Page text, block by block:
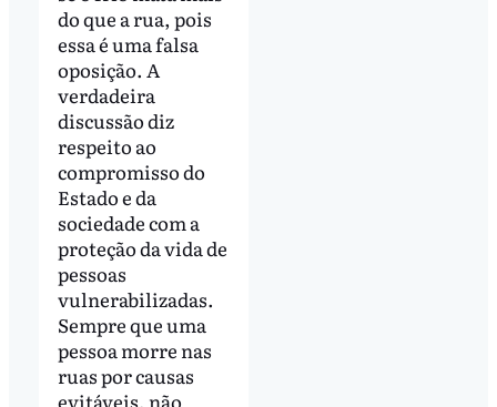
do que a rua, pois
essa é uma falsa
oposição. A
verdadeira
discussão diz
respeito ao
compromisso do
Estado e da
sociedade com a
proteção da vida de
pessoas
vulnerabilizadas.
Sempre que uma
pessoa morre nas
ruas por causas
evitáveis, não